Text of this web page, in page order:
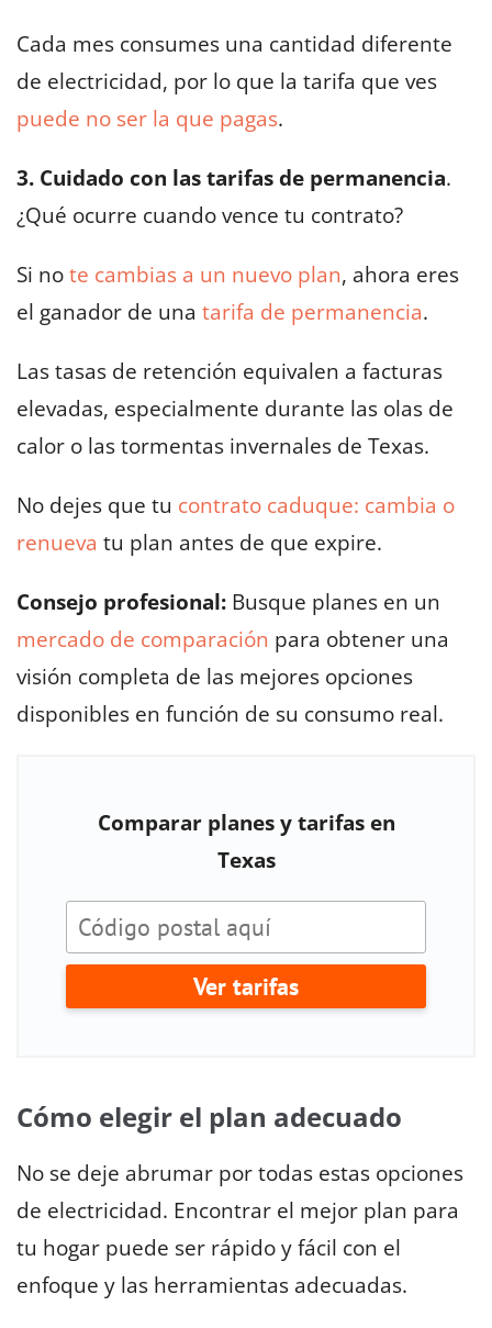
Cada mes consumes una cantidad diferente
de electricidad, por lo que la tarifa que ves
puede no ser la que pagas.
3. Cuidado con las tarifas de permanencia.
¿Qué ocurre cuando vence tu contrato?
Si note cambias a un nuevo plan, ahora eres
el ganador de una tarifa de permanencia.
Las tasas de retención equivalen a facturas
elevadas, especialmente durante las olas de
calor o las tormentas invernales de Texas.
No dejes que tu contrato caduque: cambia o
renueva tu plan antes de que expire.
Consejo profesional: Busque planes en un
mercado de comparación para obtener una
visión completa de las mejores opciones
disponibles en función de su consumo real.
Comparar planes y tarifas en
Texas
Ver tarifas
Cómo elegir el plan adecuado
No se deje abrumar por todas estas opciones
de electricidad. Encontrar el mejor plan para
tu hogar puede ser rápido y fácil con el
enfoque y las herramientas adecuadas.